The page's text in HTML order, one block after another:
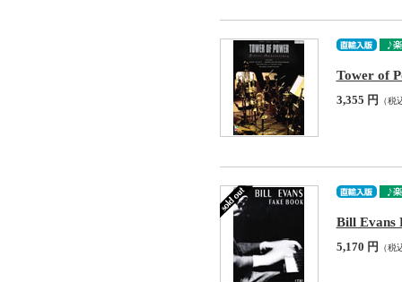
Tower of
3,355 円 （税
Bill Evans
5,170 円 （税